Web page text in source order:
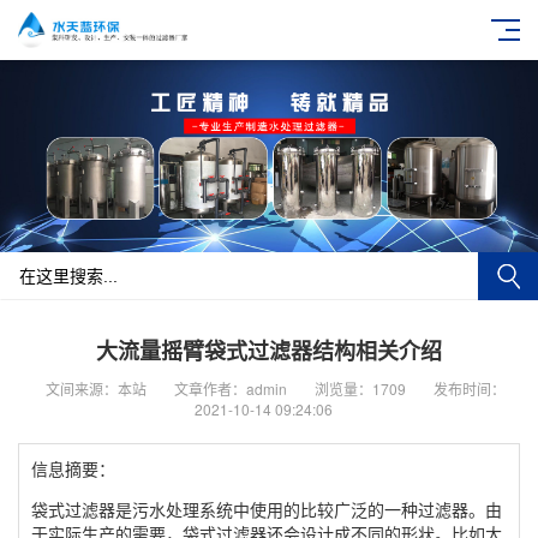
大流量摇臂袋式过滤器结构相关介绍
文间来源：本站 文章作者：admin 浏览量：1709
发布时间：
2021-10-14 09:24:06
信息摘要：
袋式过滤器是污水处理系统中使用的比较广泛的一种过滤器。由
于实际生产的需要，袋式过滤器还会设计成不同的形状。比如大